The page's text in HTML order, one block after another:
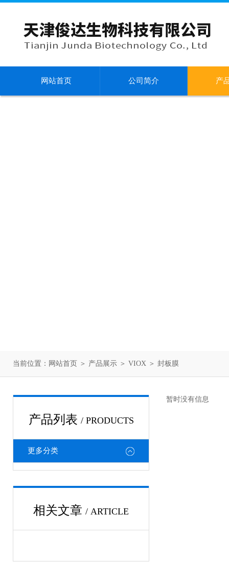
网站首页 公司简介 产
当前位置： 网站首页 ＞ 产品展示 ＞ VIOX ＞ 封板膜
产品列表 / PRODUCTS
更多分类
相关文章 / ARTICLE
暂时没有信息